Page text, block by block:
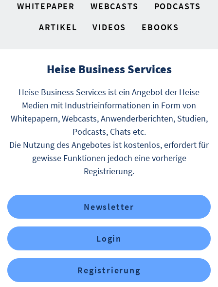
WHITEPAPER WEBCASTS
PODCASTS
ARTIKEL
VIDEOS EBOOKS
Heise Business Services
Heise Business Services ist ein Angebot der Heise
Medien mit Industrieinformationen in Form von
Whitepapern, Webcasts, Anwenderberichten, Studien,
Podcasts, Chats etc.
Die Nutzung des Angebotes ist kostenlos, erfordert für
gewisse Funktionen jedoch eine vorherige
Registrierung.
Newsletter
Login
Registrierung